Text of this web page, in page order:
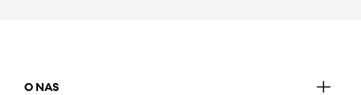
O NAS